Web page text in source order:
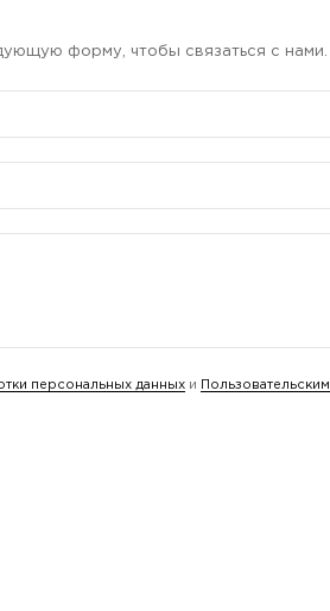
форму, чтобы связаться с нами.
персональных данных и